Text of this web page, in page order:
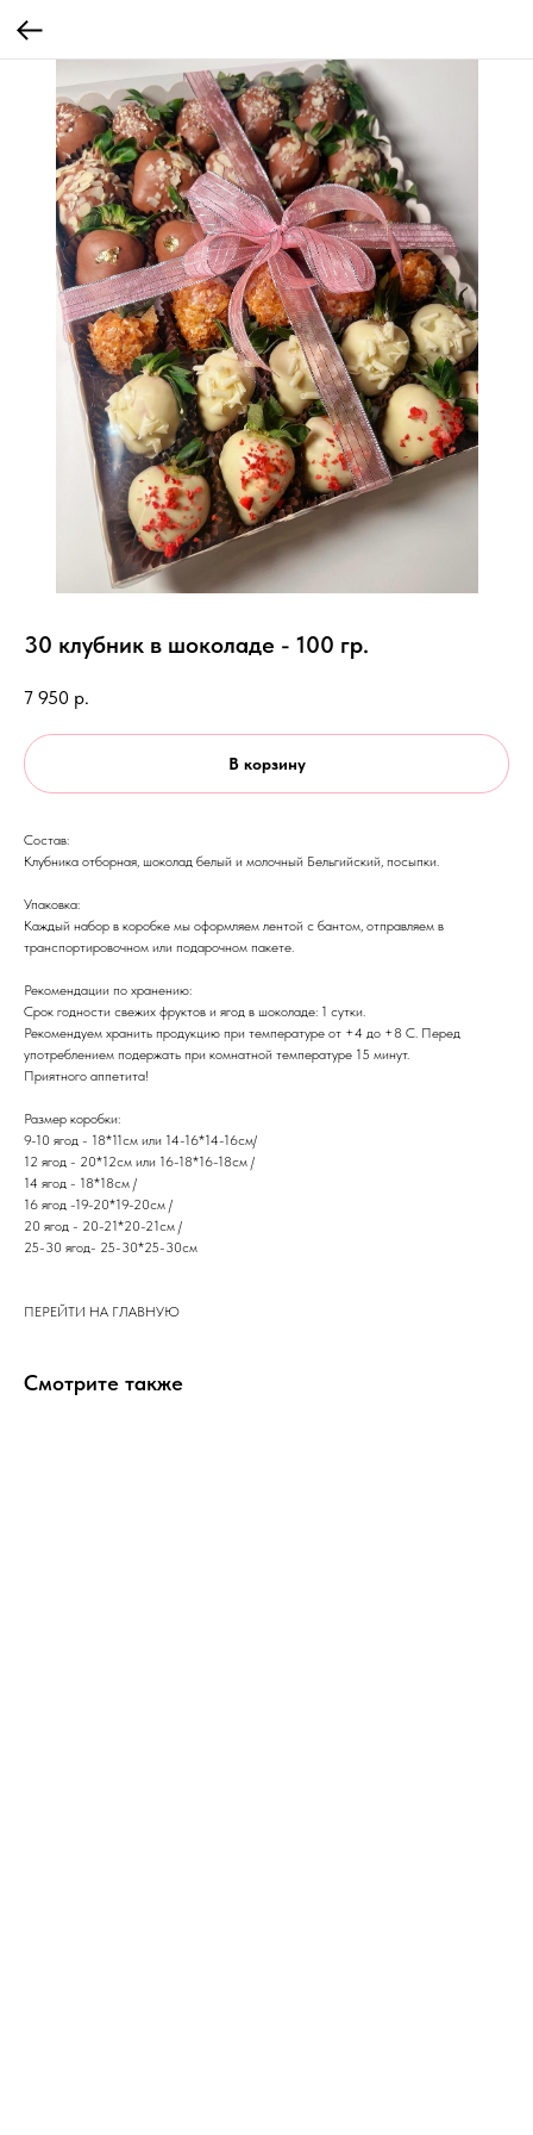
30 клубник в шоколаде - 100 гр.
7 950 р.
В корзину
Состав:
Клубника отборная, шоколад белый и молочный Бельгийский, посыпки.
Упаковка:
Каждый набор в коробке мы оформляем лентой с бантом, отправляем в
транспортировочном или подарочном пакете.
Рекомендации по хранению:
Срок годности свежих фруктов и ягод в шоколаде: 1 сутки.
Рекомендуем хранить продукцию при температуре от +4 до +8 С. Перед
употреблением подержать при комнатной температуре 15 минут.
​Приятного аппетита!
Размер коробки:
9-10 ягод - 18*11см или 14-16*14-16см/
12 ягод - 20*12см или 16-18*16-18см /
14 ягод - 18*18см /
16 ягод -19-20*19-20см /
20 ягод - 20-21*20-21см /
25-30 ягод- 25-30*25-30см
ПЕРЕЙТИ НА ГЛАВНУЮ
Смотрите также